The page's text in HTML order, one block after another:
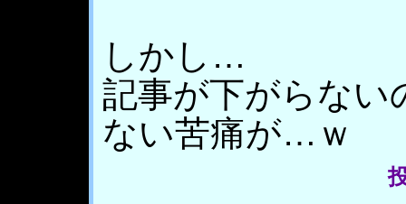
しかし…
記事が下がらない
ない苦痛が…ｗ